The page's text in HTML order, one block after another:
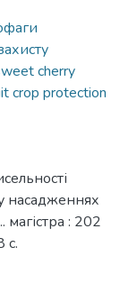
cherry
crop protection
насадженнях
магістра : 202
с.